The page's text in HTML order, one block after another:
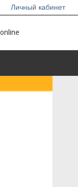
Личный кабинет